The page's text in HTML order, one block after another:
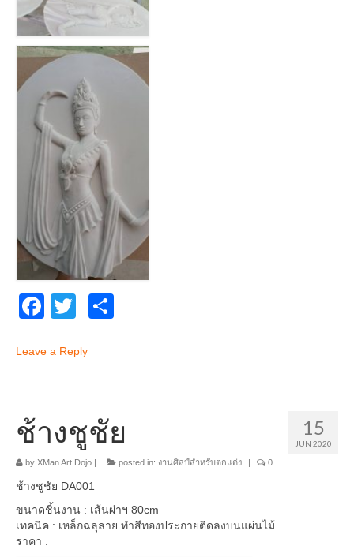
Facebook
Twitter
Leave a Reply
15
JUN 2020
ช้างชูชัย
by XMan Art Dojo | posted in: งานศิลป์สำหรับตกแต่ง | 0
ช้างชูชัย DA001
ขนาดชิ้นงาน : เส้นผ่าฯ 80cm
เทคนิค : เหล็กฉลุลาย ทำสีทองประกายติดลงบนแผ่นไม้
ราคา :